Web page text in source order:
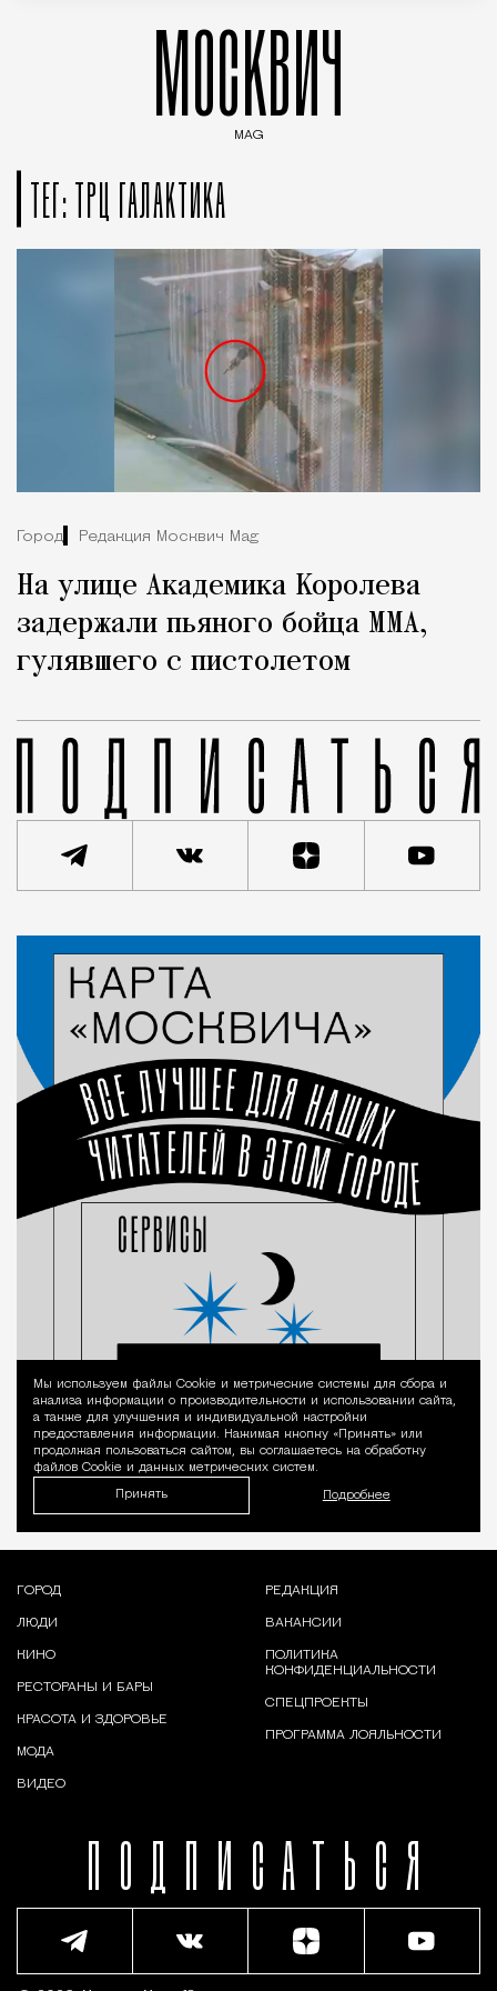
МОСКВИЧ
MAG
ТЕГ: ТРЦ ГАЛАКТИКА
Город Редакция Москвич Mag
На улице Академика Королева
задержали пьяного бойца ММА,
гулявшего с пистолетом
Уведомление
Мы используем файлы Сookie и метрические системы для сбора и
анализа информации о производительности и использовании сайта,
а также для улучшения и индивидуальной настройки
предоставления информации. Нажимая кнопку «Принять» или
продолжая пользоваться сайтом, вы соглашаетесь на обработку
файлов Cookie и данных метрических систем.
Принять Подробнее
ПОДПИСАТЬСЯ
ГОРОД
ЛЮДИ
КИНО
РЕСТОРАНЫ И БАРЫ
КРАСОТА И ЗДОРОВЬЕ
МОДА
ВИДЕО
РЕДАКЦИЯ
ВАКАНСИИ
ПОЛИТИКА
КОНФИДЕНЦИАЛЬНОСТИ
СПЕЦПРОЕКТЫ
ПРОГРАММА ЛОЯЛЬНОСТИ